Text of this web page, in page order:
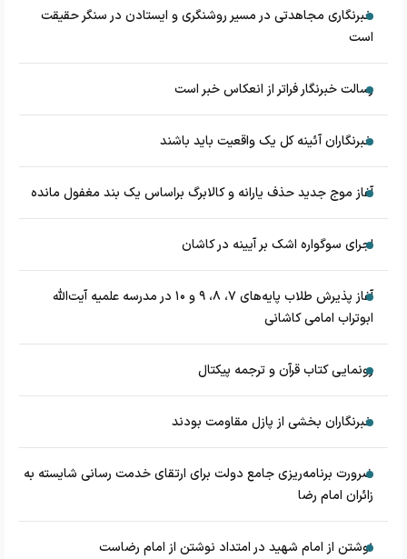
خبرنگاری مجاهدتی در مسیر روشنگری و ایستادن در سنگر حقیقت
است
رسالت خبرنگار فراتر از انعکاس خبر است
خبرنگاران آئینه کل یک واقعیت باید باشند
آغاز موج جدید حذف یارانه و کالابرگ براساس یک بند مغفول مانده
اجرای سوگواره اشک بر آیینه در کاشان
آغاز پذیرش طلاب پایه‌های ۷، ۸، ۹ و ۱۰ در مدرسه علمیه آیت‌الله
ابوتراب امامی کاشانی
رونمایی کتاب قرآن و ترجمه پیکتال
خبرنگاران بخشی از پازل مقاومت بودند
ضرورت برنامه‌ریزی جامع دولت برای ارتقای خدمت رسانی شایسته به
زائران امام رضا
نوشتن از امام شهید در امتداد نوشتن از امام رضاست